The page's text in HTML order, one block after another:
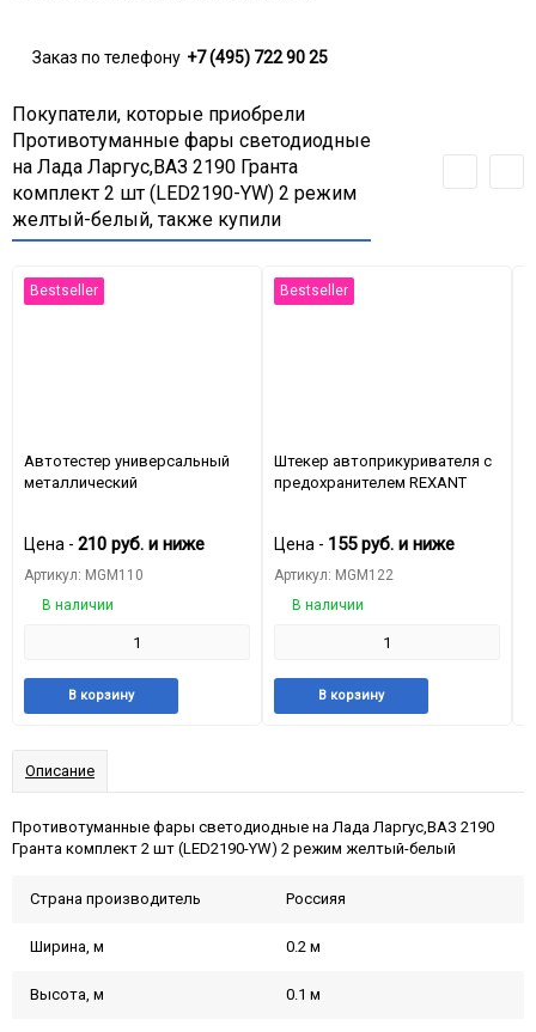
Заказ по телефону +7 (495) 722 90 25
Покупатели, которые приобрели
Противотуманные фары светодиодные
на Лада Ларгус,ВАЗ 2190 Гранта
комплект 2 шт (LED2190-YW) 2 режим
желтый-белый, также купили
Bestseller
Автотестер универсальный
металлический
Цена - 210 руб. и ниже
Артикул: MGM110
В наличии
В корзину
Bestseller
Штекер автоприкуривателя с
предохранителем REXANT
Цена - 155руб. и ниже
Артикул: MGM122
В наличии
В корзину
Описание
Противотуманные фары светодиодные на Лада Ларгус,ВАЗ 2190
Гранта комплект 2 шт (LED2190-YW) 2 режим желтый-белый
Страна производитель Россияя
Ширина, м 0.2 м
Высота, м 0.1 м